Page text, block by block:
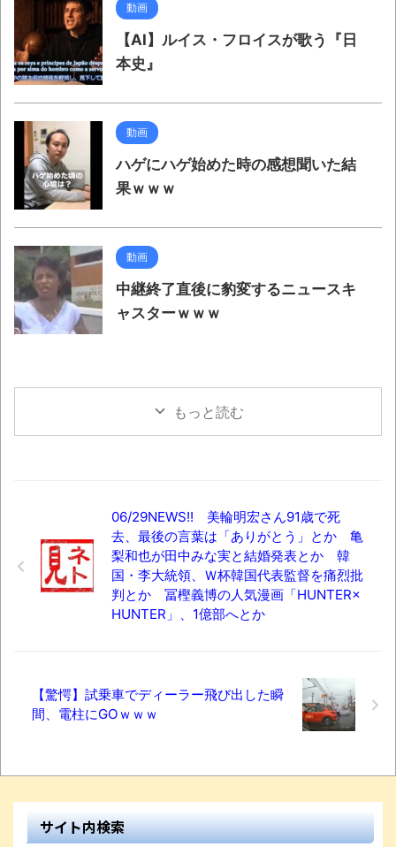
動画
【AI】ルイス・フロイスが歌う『日
本史』
動画
ハゲにハゲ始めた時の感想聞いた結
果ｗｗｗ
動画
中継終了直後に豹変するニュースキ
ャスターｗｗｗ
もっと読む
06/29NEWS!! 美輪明宏さん91歳で死
去、最後の言葉は「ありがとう」とか 亀
梨和也が田中みな実と結婚発表とか 韓
国・李大統領、Ｗ杯韓国代表監督を痛烈批
判とか 冨樫義博の人気漫画「HUNTER×
HUNTER」、1億部へとか
【驚愕】試乗車でディーラー飛び出した瞬
間、電柱にGOｗｗｗ
サイト内検索